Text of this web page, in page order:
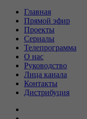
Главная
Прямой эфир
Проекты
Сериалы
Телепрограмма
О нас
Руководство
Лица канала
Контакты
Дистрибуция